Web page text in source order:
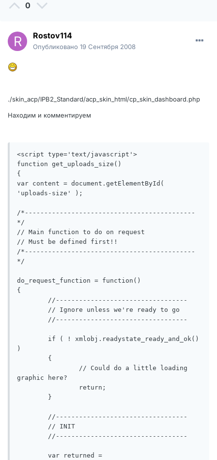
0
Rostov114
Опубликовано 19 Сентября 2008
./skin_acp/IPB2_Standard/acp_skin_html/cp_skin_dashboard.php
Находим и комментируем
<script type='text/javascript'>
function get_uploads_size()
{
var content = document.getElementById(
'uploads-size' );
/*--------------------------------------------
*/
// Main function to do on request
// Must be defined first!!
/*--------------------------------------------
*/
do_request_function = function()
{
)
graphic here?